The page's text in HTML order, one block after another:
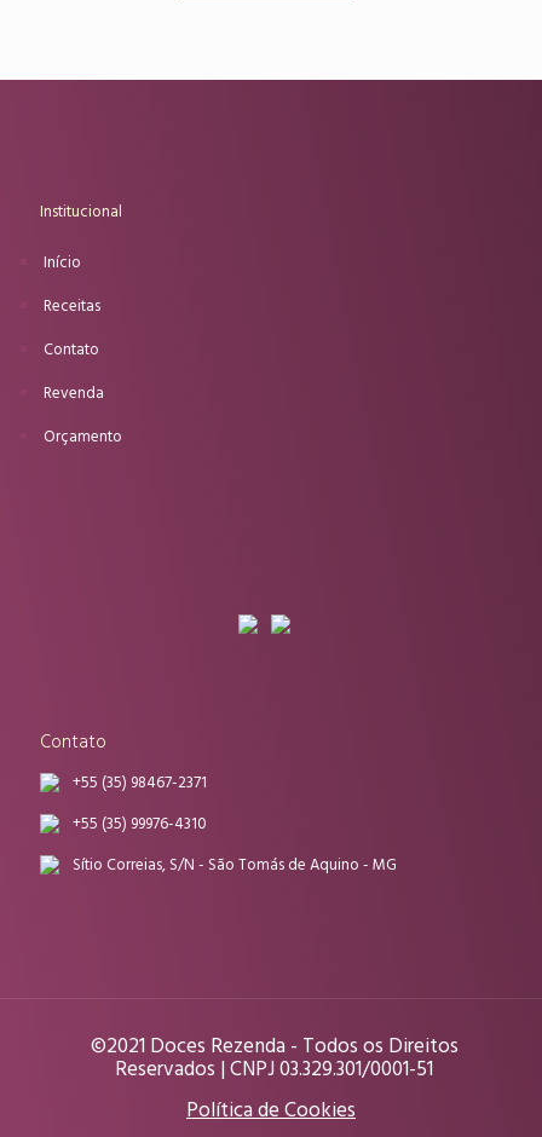
Institucional
Início
Receitas
Contato
Revenda
Orçamento
Contato
+55 (35) 98467-2371
+55 (35) 99976-4310
Sítio Correias, S/N - São Tomás de Aquino - MG
©2021 Doces Rezenda - Todos os Direitos
Reservados | CNPJ 03.329.301/0001-51
Política de Cookies